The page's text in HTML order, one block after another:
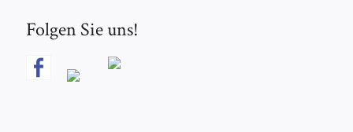
Folgen Sie uns!